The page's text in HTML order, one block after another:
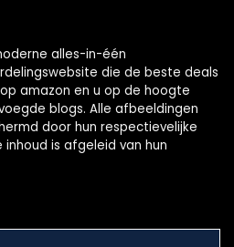
alles-in-één
die de beste deals
amazon en u op de hoogte
blogs. Alle afbeeldingen
door hun respectievelijke
is afgeleid van hun